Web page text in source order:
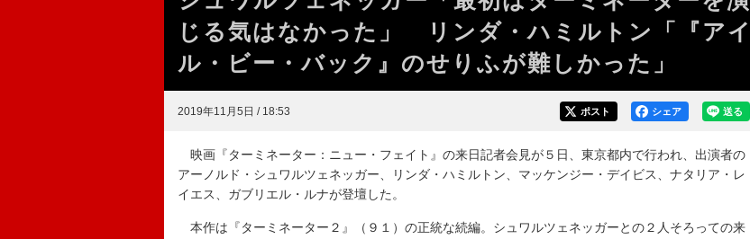
じる気はなかった」 リンダ・ハミルトン「『アイ
ル・ビー・バック』のせりふが難しかった」
2019年11月5日 / 18:53 送る
シェア
ポスト
映画『ターミネーター：ニュー・フェイト』の来日記者会見が５日、東京都内で行われ、出演者の
アーノルド・シュワルツェネッガー、リンダ・ハミルトン、マッケンジー・デイビス、ナタリア・レ
イエス、ガブリエル・ルナが登壇した。
本作は『ターミネーター２』（９１）の正統な続編。シュワルツェネッガーとの２人そろっての来